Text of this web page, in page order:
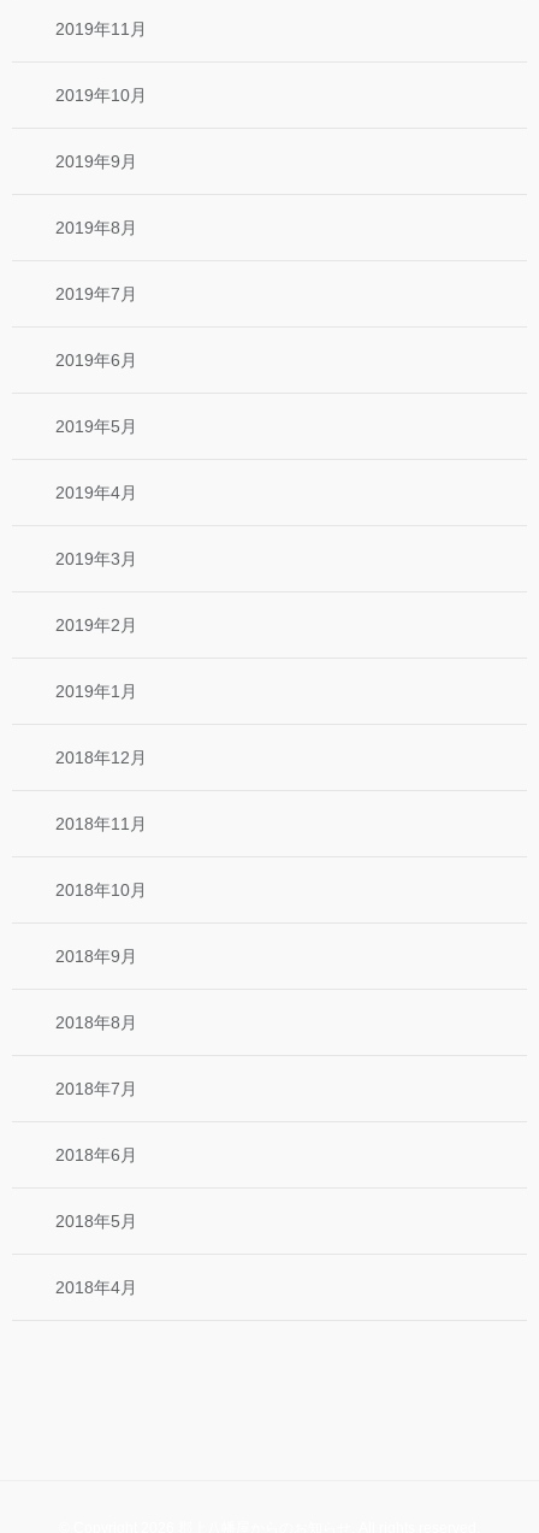
2019年11月
2019年10月
2019年9月
2019年8月
2019年7月
2019年6月
2019年5月
2019年4月
2019年3月
2019年2月
2019年1月
2018年12月
2018年11月
2018年10月
2018年9月
2018年8月
2018年7月
2018年6月
2018年5月
2018年4月